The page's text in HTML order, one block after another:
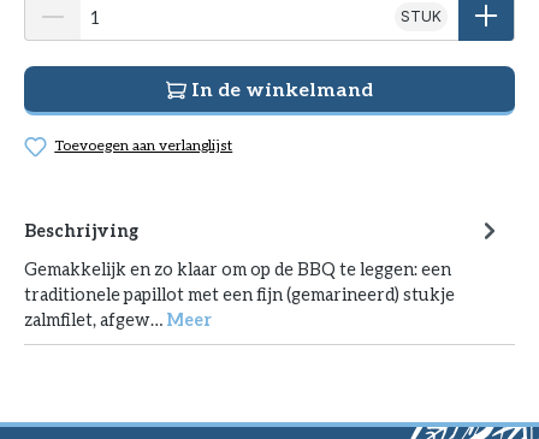
STUK
In de winkelmand
Toevoegen aan verlanglijst
Beschrijving
Gemakkelijk en zo klaar om op de BBQ te leggen: een
traditionele papillot met een fijn (gemarineerd) stukje
zalmfilet, afgew… Meer